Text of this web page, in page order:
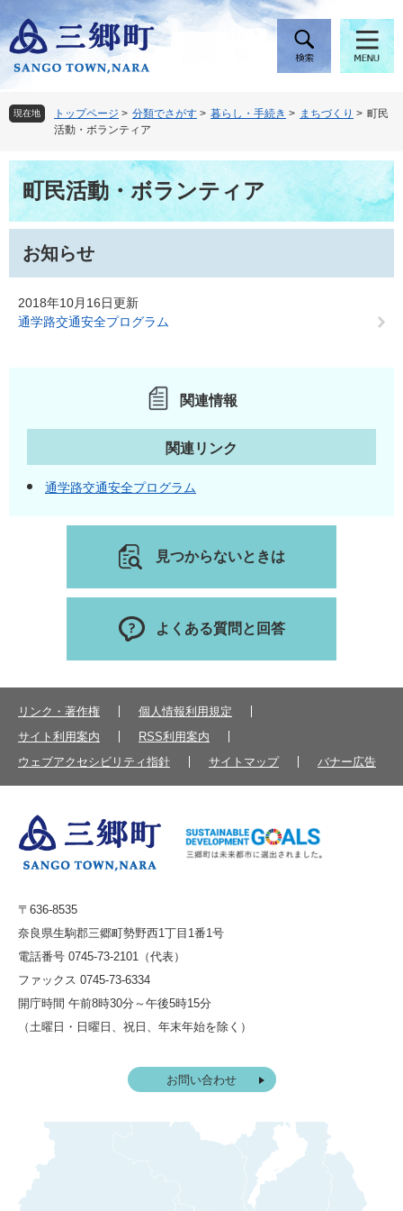
ー
ジ
頭
で
。
ニ
ュ
飛
ば
て
現在地 トップページ > 分類でさがす > 暮らし・手続き > まちづくり > 町民
活動・ボランティア
本
文町民活動・ボランティア
お知らせ
2018年10月16日更新
通学路交通安全プログラム
関連情報
関連リンク
通学路交通安全プログラム
見つからないときは
よくある質問と回答
リンク・著作権
個人情報利用規定
サイト利用案内
RSS利用案内
ウェブアクセシビリティ指針
サイトマップ バナー広告
〒636-8535
奈良県生駒郡三郷町勢野西1丁目1番1号
電話番号 0745-73-2101（代表）
ファックス 0745-73-6334
開庁時間 午前8時30分～午後5時15分
（土曜日・日曜日、祝日、年末年始を除く）
お問い合わせ